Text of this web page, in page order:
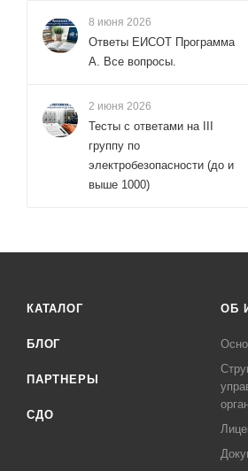
8 июня 2026
Ответы ЕИСОТ Программа
А. Все вопросы.
2 июня 2026
Тесты с ответами на III
группу по
электробезопасности (до и
выше 1000)
КАТАЛОГ
БЛОГ
ПАРТНЕРЫ
СДО
ОБ